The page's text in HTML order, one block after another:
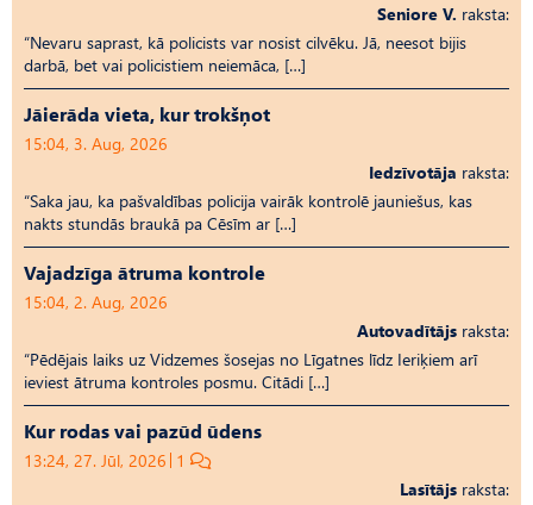
Seniore V. raksta:
“Nevaru saprast, kā policists var nosist cilvēku. Jā, neesot bijis
darbā, bet vai policistiem neiemāca, […]
Jāierāda vieta, kur trokšņot
15:04, 3. Aug, 2026
Iedzīvotāja raksta:
“Saka jau, ka pašvaldības policija vairāk kontrolē jauniešus, kas
nakts stundās braukā pa Cēsīm ar […]
Vajadzīga ātruma kontrole
15:04, 2. Aug, 2026
Autovadītājs raksta:
“Pēdējais laiks uz Vid­ze­mes šosejas no Līgatnes līdz Ieriķiem arī
ieviest ātruma kontroles posmu. Citādi […]
Kur rodas vai pazūd ūdens
13:24, 27. Jūl, 2026 1
Lasītājs raksta: